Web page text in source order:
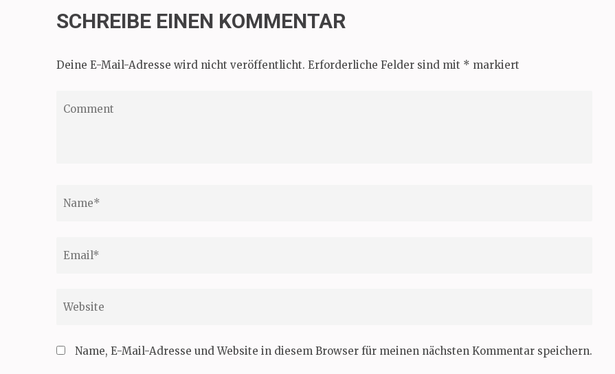
SCHREIBE EINEN KOMMENTAR
Deine E-Mail-Adresse wird nicht veröffentlicht. Erforderliche Felder sind mit * markiert
Name, E-Mail-Adresse und Website in diesem Browser für meinen nächsten Kommentar speichern.